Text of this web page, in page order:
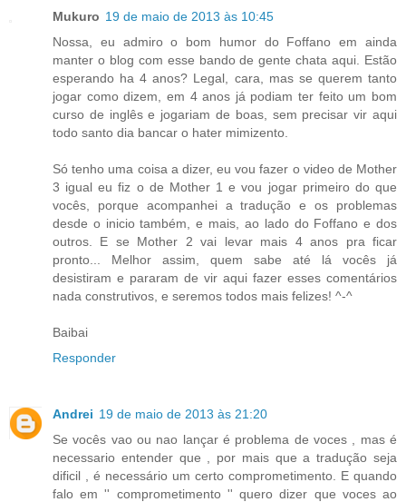
Mukuro 19 de maio de 2013 às 10:45
Nossa, eu admiro o bom humor do Foffano em ainda
manter o blog com esse bando de gente chata aqui. Estão
esperando ha 4 anos? Legal, cara, mas se querem tanto
jogar como dizem, em 4 anos já podiam ter feito um bom
curso de inglês e jogariam de boas, sem precisar vir aqui
todo santo dia bancar o hater mimizento.
Só tenho uma coisa a dizer, eu vou fazer o video de Mother
3 igual eu fiz o de Mother 1 e vou jogar primeiro do que
vocês, porque acompanhei a tradução e os problemas
desde o inicio também, e mais, ao lado do Foffano e dos
outros. E se Mother 2 vai levar mais 4 anos pra ficar
pronto... Melhor assim, quem sabe até lá vocês já
desistiram e pararam de vir aqui fazer esses comentários
nada construtivos, e seremos todos mais felizes! ^-^
Baibai
Responder
Andrei 19 de maio de 2013 às 21:20
Se vocês vao ou nao lançar é problema de voces , mas é
necessario entender que , por mais que a tradução seja
dificil , é necessário um certo comprometimento. E quando
falo em '' comprometimento '' quero dizer que voces ao